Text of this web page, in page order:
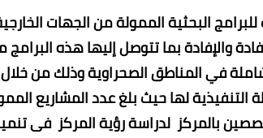
البحثية الممولة من الجهات
والإفادة بما تتوصل إليها هذه
في المناطق الصحراوية وذلك من
بالمركز لدراسة رؤية المركز فى